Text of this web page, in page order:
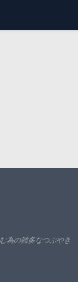
為の雑多なつぶやき